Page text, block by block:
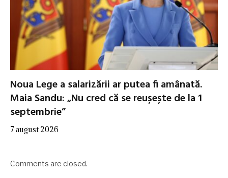
Noua Lege a salarizării ar putea fi amânată.
Maia Sandu: „Nu cred că se reușește de la 1
septembrie”
7 august 2026
Comments are closed.